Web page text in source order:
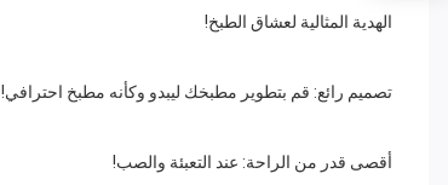
الهدية المثالية لعشاق الطبخ!
تصميم رائع: قم بتطوير مطبخك ليبدو وكأنه مطبخ احترافي!
أقصى قدر من الراحة: عند التعبئة والصب!